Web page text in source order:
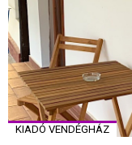
KIADÓ VENDÉGHÁZ